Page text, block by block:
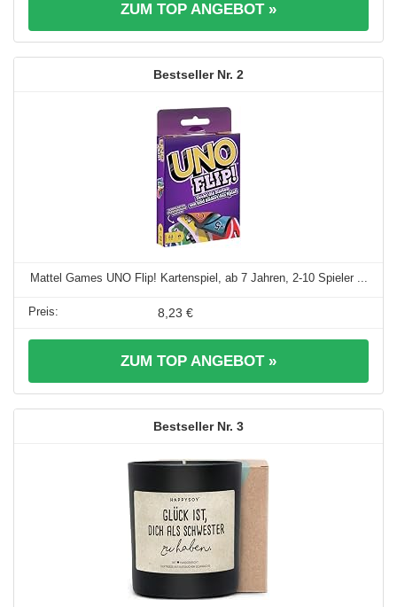
ZUM TOP ANGEBOT »
2
Mattel Games UNO Flip! Kartenspiel, ab 7 Jahren, 2-10 Spieler ...
8,23 €
ZUM TOP ANGEBOT »
3